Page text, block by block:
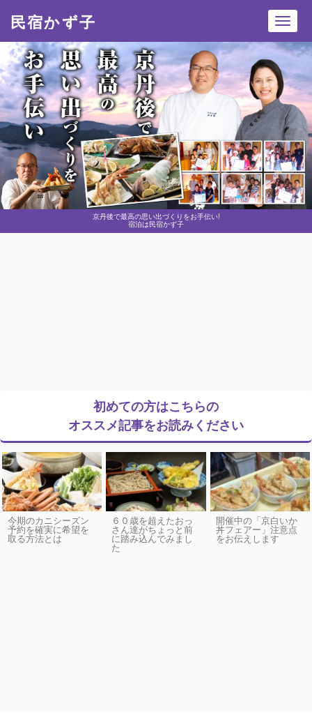
京丹後で最高の思い出づくりをお手伝い!
宿泊は民宿かず子
民宿かず子
初めての方はこちらの
オススメ記事をお読みください
今期のカニシーズン
予約を確実に希望を
取る方法とは
６０歳を超えたおっ
さん達がちょっと前
に踏み込んでみまし
た
開催中の「京白いか
丼フェアー」注意点
をお伝えします